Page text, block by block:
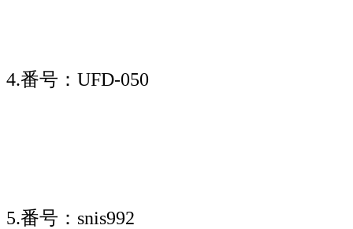
4.番号：UFD-050
5.番号：snis992